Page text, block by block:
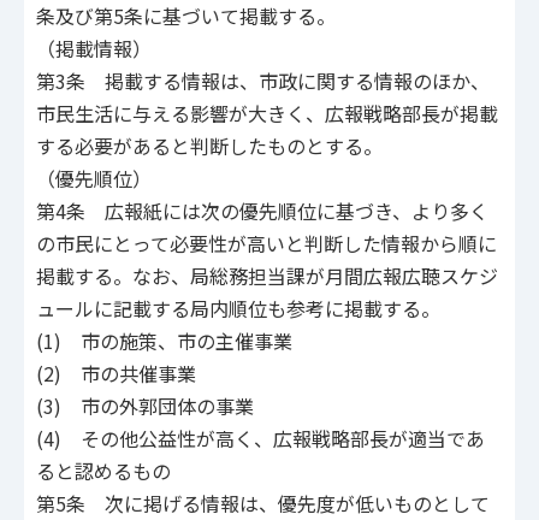
条及び第5条に基づいて掲載する。
（掲載情報）
第3条 掲載する情報は、市政に関する情報のほか、
市民生活に与える影響が大きく、広報戦略部長が掲載
する必要があると判断したものとする。
（優先順位）
第4条 広報紙には次の優先順位に基づき、より多く
の市民にとって必要性が高いと判断した情報から順に
掲載する。なお、局総務担当課が月間広報広聴スケジ
ュールに記載する局内順位も参考に掲載する。
(1) 市の施策、市の主催事業
(2) 市の共催事業
(3) 市の外郭団体の事業
(4) その他公益性が高く、広報戦略部長が適当であ
ると認めるもの
第5条 次に掲げる情報は、優先度が低いものとして